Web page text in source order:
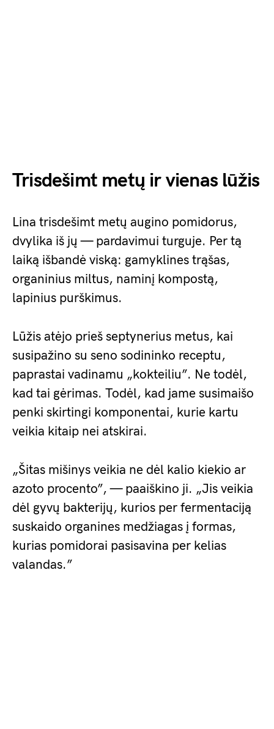
Trisdešimt metų ir vienas lūžis
Lina trisdešimt metų augino pomidorus,
dvylika iš jų — pardavimui turguje. Per tą
laiką išbandė viską: gamyklines trąšas,
organinius miltus, naminį kompostą,
lapinius purškimus.
Lūžis atėjo prieš septynerius metus, kai
susipažino su seno sodininko receptu,
paprastai vadinamu „kokteiliu”. Ne todėl,
kad tai gėrimas. Todėl, kad jame susimaišo
penki skirtingi komponentai, kurie kartu
veikia kitaip nei atskirai.
„Šitas mišinys veikia ne dėl kalio kiekio ar
azoto procento”, — paaiškino ji. „Jis veikia
dėl gyvų bakterijų, kurios per fermentaciją
suskaido organines medžiagas į formas,
kurias pomidorai pasisavina per kelias
valandas.”